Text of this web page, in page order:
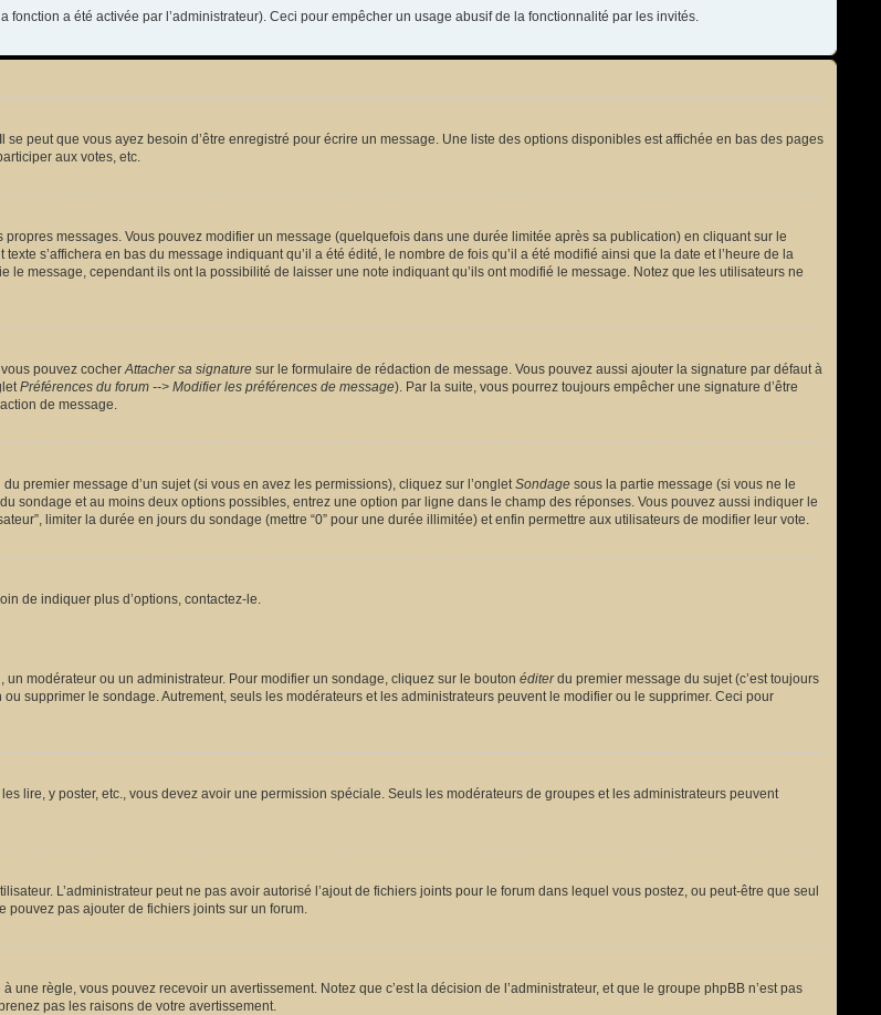
a été activée par l’administrateur). Ceci pour empêcher un usage abusif de la fonctionnalité par les invités.
peut que vous ayez besoin d’être enregistré pour écrire un message. Une liste des options disponibles est affichée en bas des pages
aux votes, etc.
messages. Vous pouvez modifier un message (quelquefois dans une durée limitée après sa publication) en cliquant sur le
s’affichera en bas du message indiquant qu’il a été édité, le nombre de fois qu’il a été modifié ainsi que la date et l’heure de la
message, cependant ils ont la possibilité de laisser une note indiquant qu’ils ont modifié le message. Notez que les utilisateurs ne
vous pouvez cocherAttacher sa signature sur le formulaire de rédaction de message. Vous pouvez aussi ajouter la signature par défaut à
Préférences du forum --> Modifier les préférences de message). Par la suite, vous pourrez toujours empêcher une signature d’être
de message.
premier message d’un sujet (si vous en avez les permissions), cliquez sur l’ongletSondage sous la partie message (si vous ne le
sondage et au moins deux options possibles, entrez une option par ligne dans le champ des réponses. Vous pouvez aussi indiquer le
limiter la durée en jours du sondage (mettre “0” pour une durée illimitée) et enfin permettre aux utilisateurs de modifier leur vote.
de indiquer plus d’options, contactez-le.
modérateur ou un administrateur. Pour modifier un sondage, cliquez sur le bouton éditerdu premier message du sujet (c’est toujours
supprimer le sondage. Autrement, seuls les modérateurs et les administrateurs peuvent le modifier ou le supprimer. Ceci pour
lire, y poster, etc., vous devez avoir une permission spéciale. Seuls les modérateurs de groupes et les administrateurs peuvent
L’administrateur peut ne pas avoir autorisé l’ajout de fichiers joints pour le forum dans lequel vous postez, ou peut-être que seul
pouvez pas ajouter de fichiers joints sur un forum.
règle, vous pouvez recevoir un avertissement. Notez que c’est la décision de l’administrateur, et que le groupe phpBB n’est pas
pas les raisons de votre avertissement.